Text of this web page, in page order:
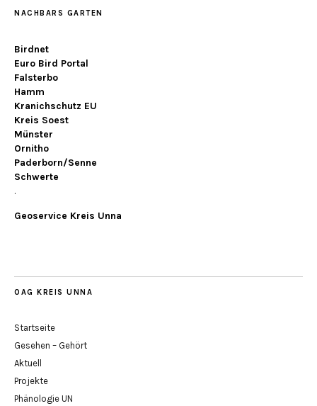
NACHBARS GARTEN
Birdnet
Euro Bird Portal
Falsterbo
Hamm
Kranichschutz EU
Kreis Soest
Münster
Ornitho
Paderborn/Senne
Schwerte
.
Geoservice Kreis Unna
OAG KREIS UNNA
Startseite
Gesehen – Gehört
Aktuell
Projekte
Phänologie UN